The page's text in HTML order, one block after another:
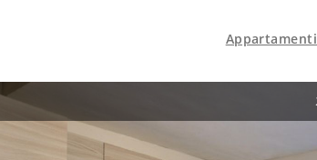
Appartamenti